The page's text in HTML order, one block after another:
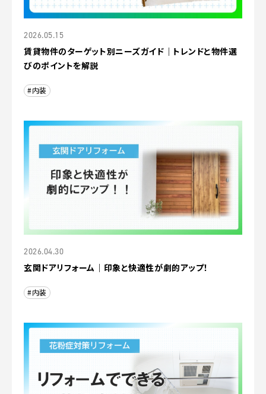
2026.05.15
賃貸物件のターゲット別ニーズガイド｜トレンドと物件選
びのポイントを解説
#内装
2026.04.30
玄関ドアリフォーム｜印象と快適性が劇的アップ！
#内装